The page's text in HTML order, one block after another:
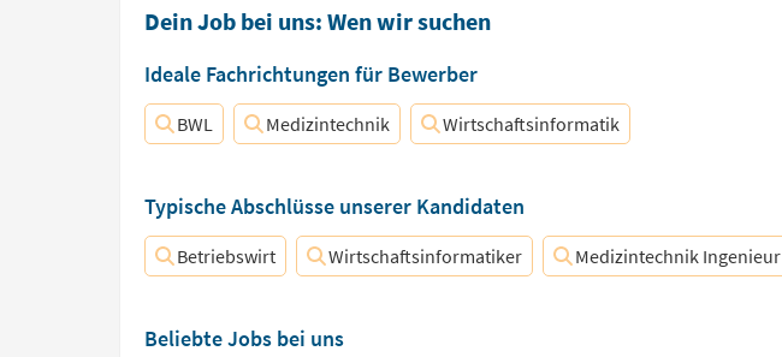
Dein Job bei uns: Wen wir suchen
Ideale Fachrichtungen für Bewerber
BWL Medizintechnik Wirtschaftsinformatik
Typische Abschlüsse unserer Kandidaten
Betriebswirt Wirtschaftsinformatiker Medizintechnik Ingenieur
Beliebte Jobs bei uns